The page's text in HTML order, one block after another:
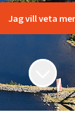
Jag vill veta